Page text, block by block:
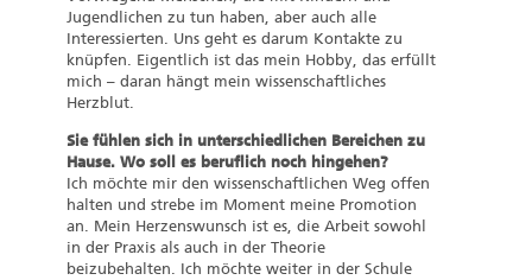
Jugendlichen zu tun haben, aber auch alle
Interessierten. Uns geht es darum Kontakte zu
knüpfen. Eigentlich ist das mein Hobby, das erfüllt
mich – daran hängt mein wissenschaftliches
Herzblut.
Sie fühlen sich in unterschiedlichen Bereichen zu
Hause. Wo soll es beruflich noch hingehen?
Ich möchte mir den wissenschaftlichen Weg offen
halten und strebe im Moment meine Promotion
an. Mein Herzenswunsch ist es, die Arbeit sowohl
in der Praxis als auch in der Theorie
beizubehalten. Ich möchte weiter in der Schule